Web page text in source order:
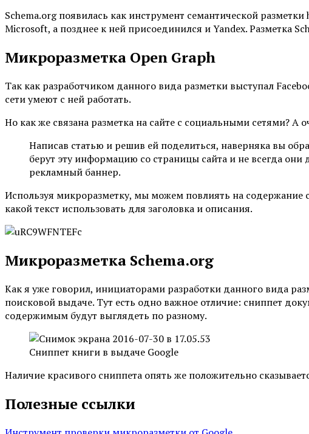
Schema.org появилась как инструмент семантической
Microsoft, а позднее к ней присоединился и Yandex.Разметка
Микроразметка Open Graph
Так как разработчиком данного вида разметки выступал
сети умеют с ней работать.
Но как же связана разметка на сайте с социальными сетями? А
Написав статью и решив ей поделиться, наверняка вы
берут эту информацию со страницы сайта и не всегда
рекламный баннер.
Используя микроразметку, мы можем повлиять на содержание
какой текст использовать для заголовка и описания.
Микроразметка Schema.org
Как я уже говорил, инициаторами разработки данного вида
поисковой выдаче. Тут есть одно важное отличие: сниппет
содержимым будут выглядеть по разному.
Сниппет книги в выдаче Google
Наличие красивого сниппета опять же положительно
Полезные ссылки